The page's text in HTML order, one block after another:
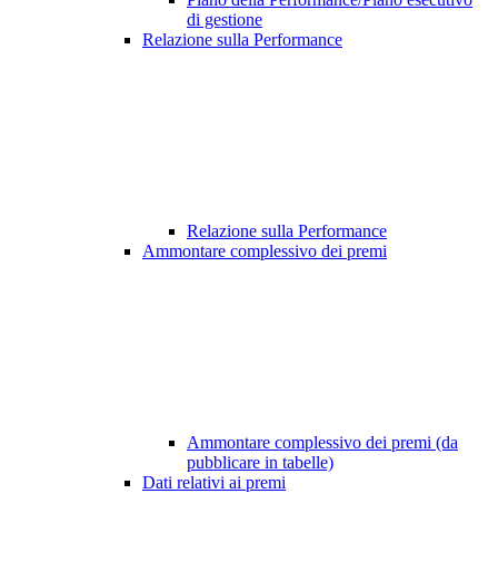
di gestione
Relazione sulla Performance
Relazione sulla Performance
Ammontare complessivo dei premi
Ammontare complessivo dei premi (da
pubblicare in tabelle)
Dati relativi ai premi